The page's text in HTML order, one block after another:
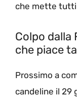
che mette tutti
Colpo dalla
che piace
Prossimo a
candeline il 29